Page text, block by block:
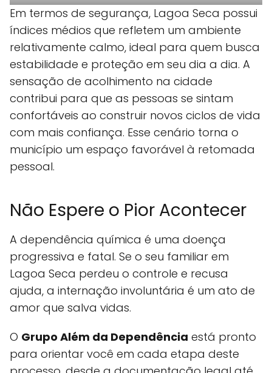
Em termos de segurança, Lagoa Seca possui
índices médios que refletem um ambiente
relativamente calmo, ideal para quem busca
estabilidade e proteção em seu dia a dia. A
sensação de acolhimento na cidade
contribui para que as pessoas se sintam
confortáveis ao construir novos ciclos de vida
com mais confiança. Esse cenário torna o
município um espaço favorável à retomada
pessoal.
Não Espere o Pior Acontecer
A dependência química é uma doença
progressiva e fatal. Se o seu familiar em
Lagoa Seca perdeu o controle e recusa
ajuda, a internação involuntária é um ato de
amor que salva vidas.
O Grupo Além da Dependência está pronto
para orientar você em cada etapa deste